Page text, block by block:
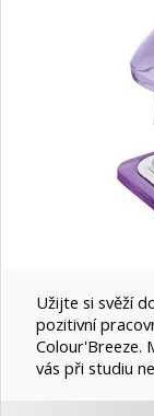
Užijte si svěží
pozitivní
Colour'Breeze.
vás při studiu